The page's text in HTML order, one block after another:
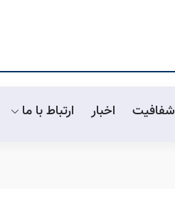
شفافیت اخبار ارتباط با ما